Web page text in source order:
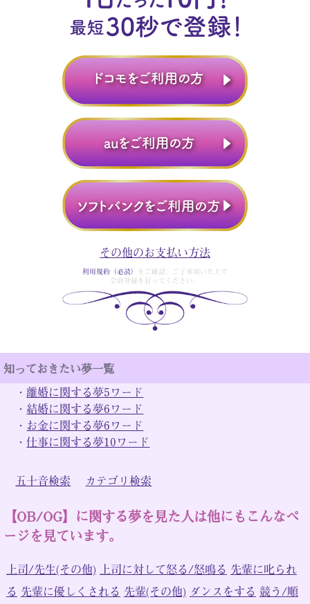
その他のお支払い方法
利用規約（必読）
をご確認、ご了承頂いた上で
会員登録を行ってください。
知っておきたい夢一覧
・ 離婚に関する夢5ワード
・ 結婚に関する夢6ワード
・ お金に関する夢6ワード
・仕事に関する夢10ワード
五十音検索 カテゴリ検索
【OB/OG】に関する夢を見た人は他にもこんなペ
ージを見ています。
上司/先生(その他) 上司に対して怒る/怒鳴る 先輩に叱られ
る 先輩に優しくされる 先輩(その他) ダンスをする 競う/順